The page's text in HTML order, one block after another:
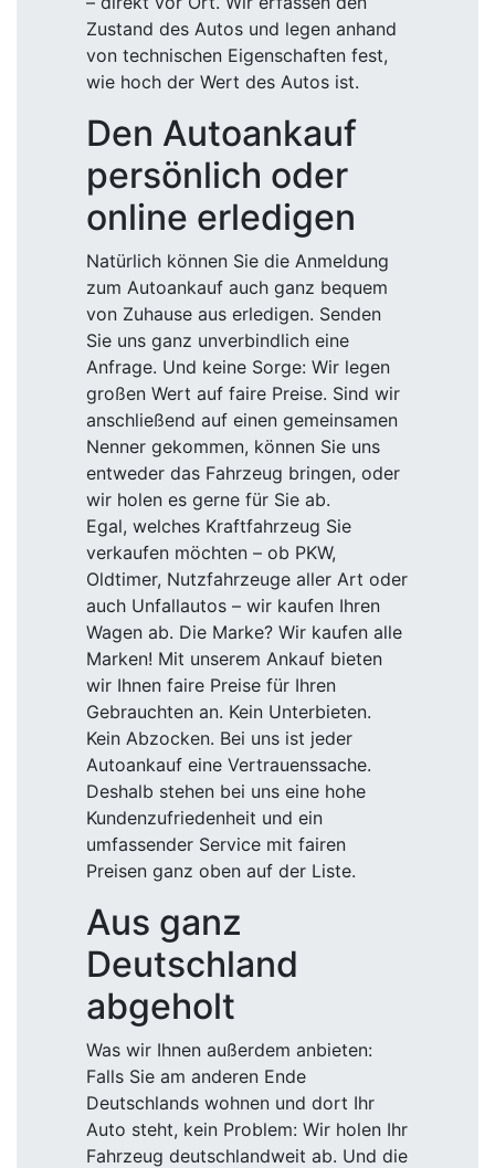
Zustand des Autos und legen anhand
von technischen Eigenschaften fest,
wie hoch der Wert des Autos ist.
Den Autoankauf
persönlich oder
online erledigen
Natürlich können Sie die Anmeldung
zum Autoankauf auch ganz bequem
von Zuhause aus erledigen. Senden
Sie uns ganz unverbindlich eine
Anfrage. Und keine Sorge: Wir legen
großen Wert auf faire Preise. Sind wir
anschließend auf einen gemeinsamen
Nenner gekommen, können Sie uns
entweder das Fahrzeug bringen, oder
wir holen es gerne für Sie ab.
Egal, welches Kraftfahrzeug Sie
verkaufen möchten – ob PKW,
Oldtimer, Nutzfahrzeuge aller Art oder
auch Unfallautos – wir kaufen Ihren
Wagen ab. Die Marke? Wir kaufen alle
Marken! Mit unserem Ankauf bieten
wir Ihnen faire Preise für Ihren
Gebrauchten an. Kein Unterbieten.
Kein Abzocken. Bei uns ist jeder
Autoankauf eine Vertrauenssache.
Deshalb stehen bei uns eine hohe
Kundenzufriedenheit und ein
umfassender Service mit fairen
Preisen ganz oben auf der Liste.
Aus ganz
Deutschland
abgeholt
Was wir Ihnen außerdem anbieten:
Falls Sie am anderen Ende
Deutschlands wohnen und dort Ihr
Auto steht, kein Problem: Wir holen Ihr
Fahrzeug deutschlandweit ab. Und die